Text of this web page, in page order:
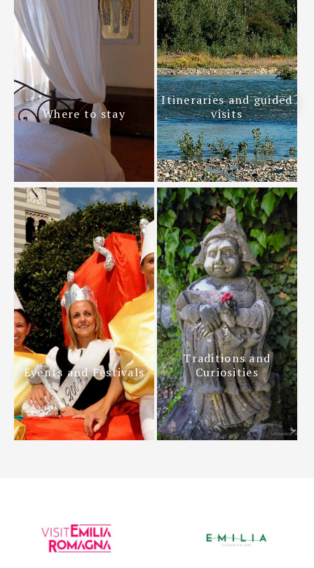
Where to stay
Itineraries and guided
visits
Events and Festivals
Traditions and
Curiosities